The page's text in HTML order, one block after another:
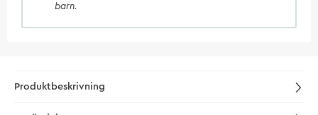
barn.
Produktbeskrivning